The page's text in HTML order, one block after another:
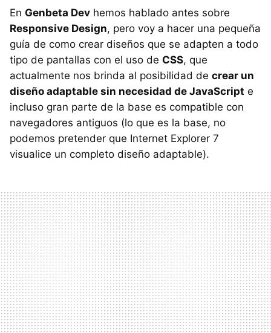
En Genbeta Dev hemos hablado antes sobre
Responsive Design, pero voy a hacer una pequeña
guía de como crear diseños que se adapten a todo
tipo de pantallas con el uso de CSS, que
actualmente nos brinda al posibilidad de crear un
diseño adaptable sin necesidad de JavaScript e
incluso gran parte de la base es compatible con
navegadores antiguos (lo que es la base, no
podemos pretender que Internet Explorer 7
visualice un completo diseño adaptable).